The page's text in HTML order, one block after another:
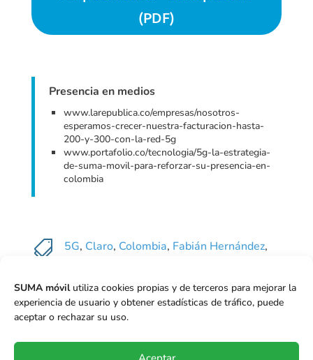
SUMA móvilutiliza cookies propias y de terceros para mejorar la
experiencia de usuario y obtener estadísticas de tráfico, puede
aceptar o rechazar su uso.
(PDF)
Presencia en medios
www.larepublica.co/empresas/nosotros-
esperamos-crecer-nuestra-facturacion-hasta-
200-y-300-con-la-red-5g
www.portafolio.co/tecnologia/5g-la-estrategia-
de-suma-movil-para-reforzar-su-presencia-en-
colombia
 5G, Claro, Colombia, Fabián Hernández,
MVNOs,Telecall,Wom